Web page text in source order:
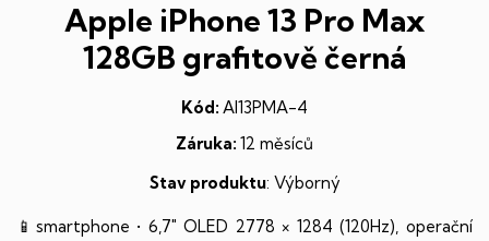
Apple iPhone 13 Pro Max
128GB grafitově černá
Kód: AI13PMA-4
Záruka: 12 měsíců
Stav produktu: Výborný
📱smartphone • 6,7" OLED 2778 × 1284 (120Hz), operační